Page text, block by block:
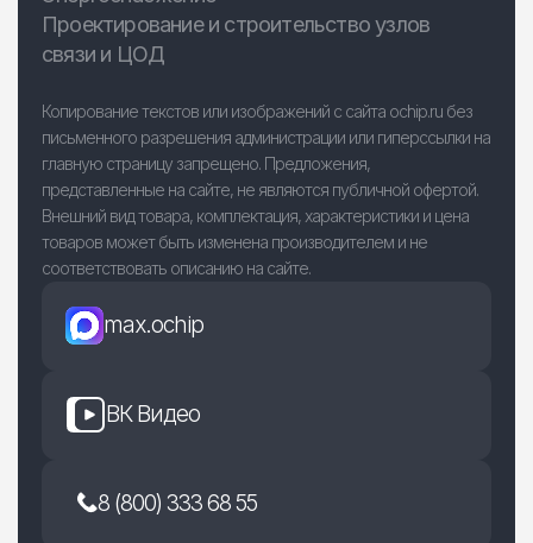
Проектирование и строительство узлов
связи и ЦОД
Копирование текстов или изображений с сайта ochip.ru без
письменного разрешения администрации или гиперссылки на
главную страницу запрещено. Предложения,
представленные на сайте, не являются публичной офертой.
Внешний вид товара, комплектация, характеристики и цена
товаров может быть изменена производителем и не
соответствовать описанию на сайте.
max.ochip
ВК Видео
8 (800) 333 68 55